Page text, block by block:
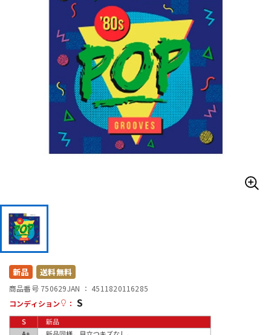
ドラム パーカッション
キーボード 電子ピアノ
管楽器 その他楽器
アンプ エフェクター
配信/ライブ機器
新品 送料無料
商品番号 750629JAN ： 4511820116285
コンディション
： S